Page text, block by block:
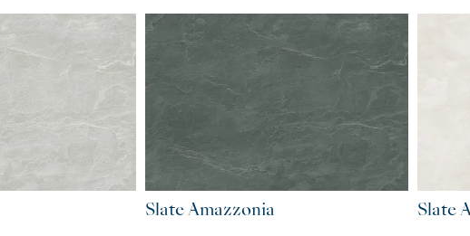
Slate Amazzonia Slate